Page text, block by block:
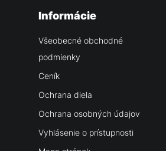
Informácie
Všeobecné obchodné
podmienky
Ceník
Ochrana diela
Ochrana osobných údajov
Vyhlásenie o prístupnosti